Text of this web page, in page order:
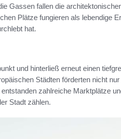
Gassen fallen die
Plätze fungieren als lebendige
hat.
und hinterließ erneut einen
Städten förderten nicht
zahlreiche Marktplätze
Stadt zählen.